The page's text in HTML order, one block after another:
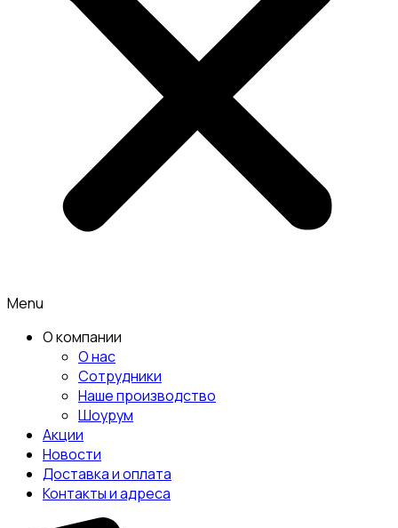
Menu
О компании
О нас
Сотрудники
Наше производство
Шоурум
Акции
Новости
Доставка и оплата
Контакты и адреса